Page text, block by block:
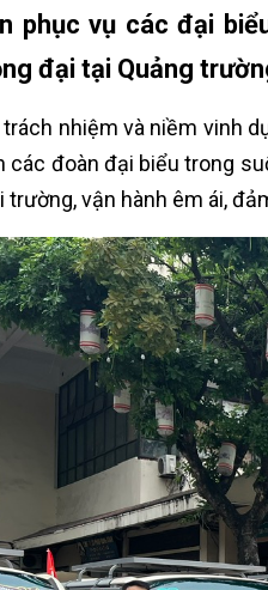
phục vụ các đại
đại tại Quảng
trách nhiệm và niềm vinh
các đoàn đại biểu trong
trường, vận hành êm ái,